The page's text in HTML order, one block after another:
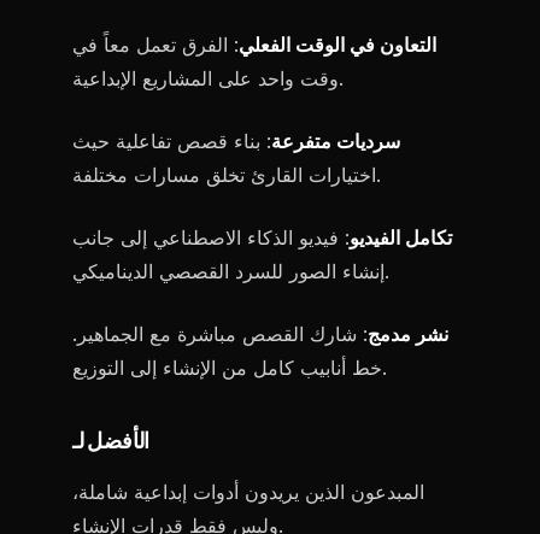
التعاون في الوقت الفعلي: الفرق تعمل معاً في
وقت واحد على المشاريع الإبداعية.
سرديات متفرعة: بناء قصص تفاعلية حيث
اختيارات القارئ تخلق مسارات مختلفة.
تكامل الفيديو: فيديو الذكاء الاصطناعي إلى جانب
إنشاء الصور للسرد القصصي الديناميكي.
نشر مدمج: شارك القصص مباشرة مع الجماهير.
خط أنابيب كامل من الإنشاء إلى التوزيع.
الأفضل لـ
المبدعون الذين يريدون أدوات إبداعية شاملة،
وليس فقط قدرات الإنشاء.